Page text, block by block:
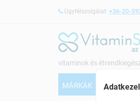
Ügyfélszolgálat: +36-20-
vitaminok és
MÁRKÁK VITAMINOK